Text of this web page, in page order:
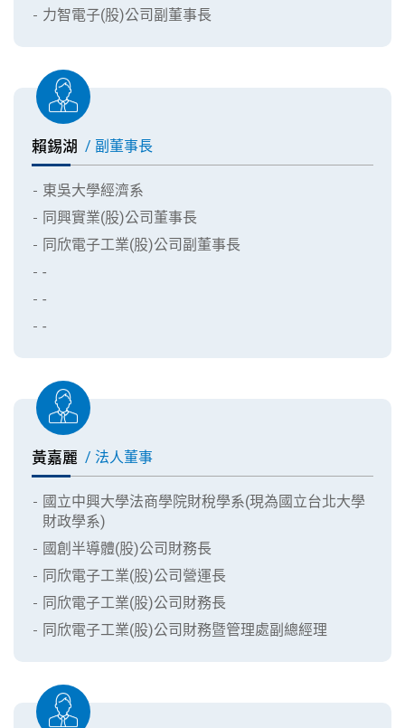
力智電子(股)公司副董事長
賴錫湖 / 副董事長
東吳大學經濟系
同興實業(股)公司董事長
同欣電子工業(股)公司副董事長
-
-
-
黃嘉麗 / 法人董事
國立中興大學法商學院財稅學系(現為國立台北大學
財政學系)
國創半導體(股)公司財務長
同欣電子工業(股)公司營運長
同欣電子工業(股)公司財務長
同欣電子工業(股)公司財務暨管理處副總經理